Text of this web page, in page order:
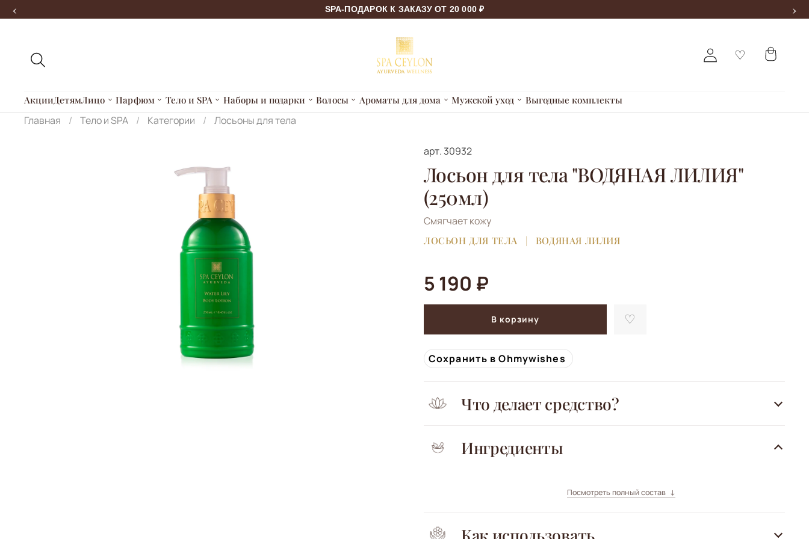
‹ SPA-ПОДАРОК К ЗАКАЗУ ОТ 20 000 ₽ ›
АкцииДетямЛицо Парфюм Тело и SPA Наборы и подарки Волосы Ароматы для дома Мужской уход Выгодные комплекты
Главная Тело и SPA Категории Лосьоны для тела
арт. 30932
Лосьон для тела "ВОДЯНАЯ ЛИЛИЯ"
(250мл)
5 190 ₽
В корзину
Сохранить в Ohmywishes
Смягчает кожу
ЛОСЬОН ДЛЯ ТЕЛА ВОДЯНАЯ ЛИЛИЯ
Что делает средство?
Ингредиенты
Посмотреть полный состав
Как использовать